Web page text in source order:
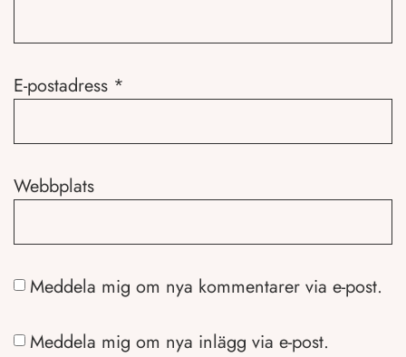
E-postadress *
Webbplats
Meddela mig om nya kommentarer via e-post.
Meddela mig om nya inlägg via e-post.